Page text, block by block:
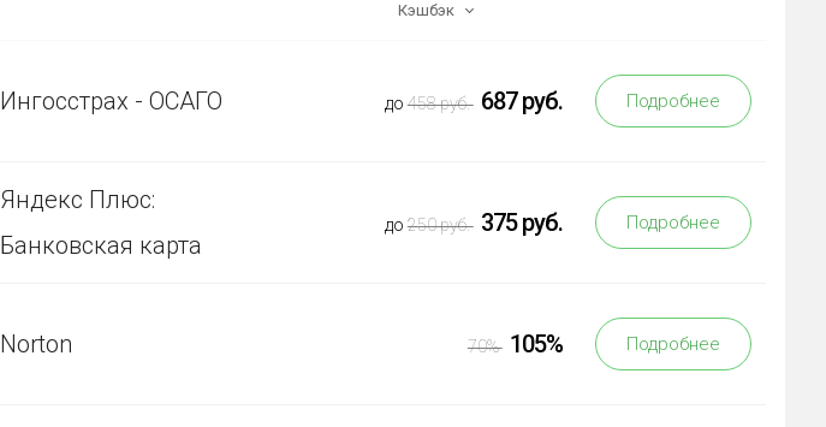
Кэшбэк
Ингосстрах - ОСАГО до458 руб. 687 руб. Подробнее
Яндекс Плюс:
Банковская карта
до250 руб. 375 руб. Подробнее
Norton 70% 105% Подробнее